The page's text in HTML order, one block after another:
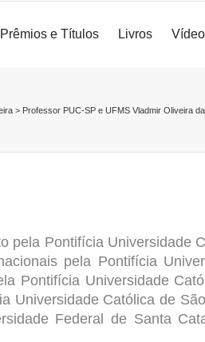
Prêmios e Títulos Livros
> Professor PUC-SP e UFMS Vladmir Oliveira
pela Pontifícia Universidade
pela Pontifícia
Pontifícia Universidade
Universidade Católica de
Federal de Santa